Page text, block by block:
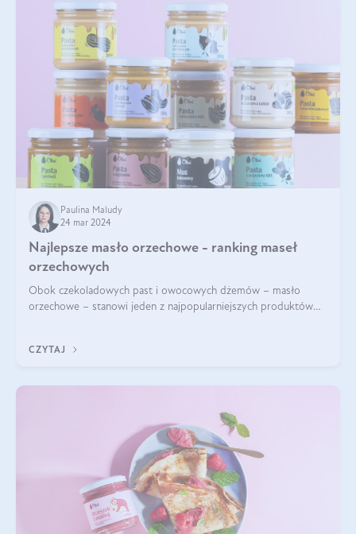
Paulina Maludy
24 mar 2024
Najlepsze masło orzechowe - ranking maseł
orzechowych
Obok czekoladowych past i owocowych dżemów – masło
orzechowe – stanowi jeden z najpopularniejszych produktów
CZYTAJ